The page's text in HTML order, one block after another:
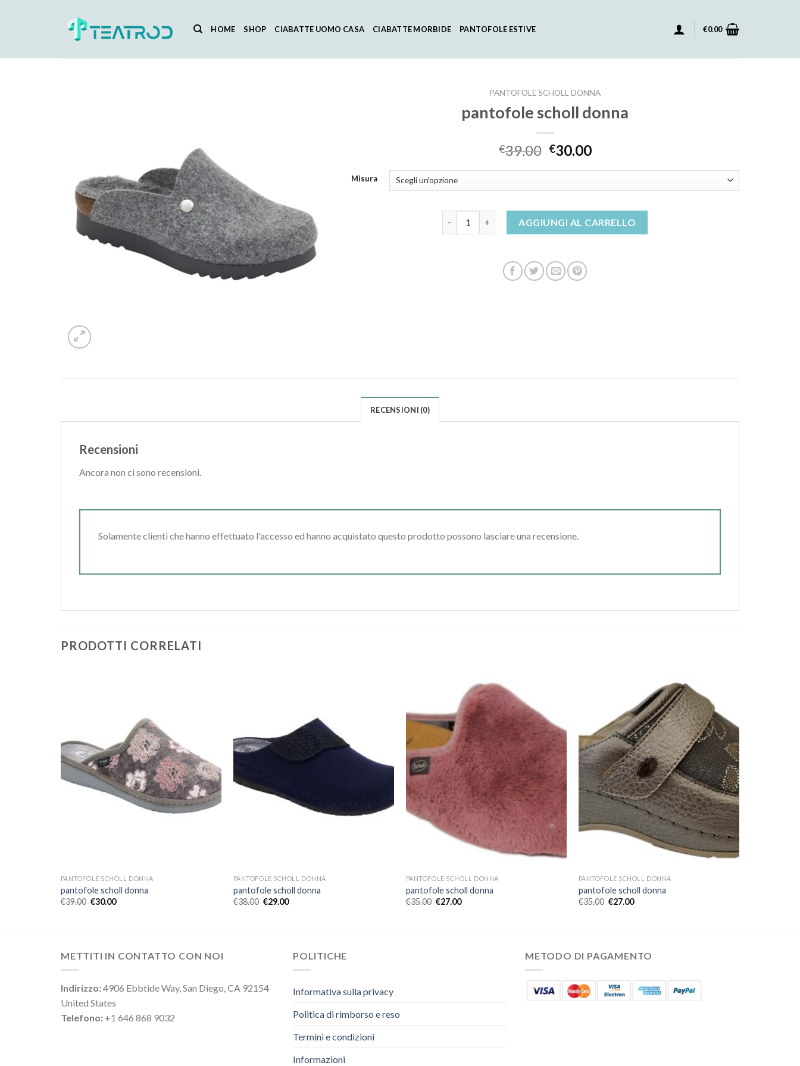
HOME SHOP CIABATTE UOMO CASA CIABATTE MORBIDE PANTOFOLE ESTIVE €0.00
PANTOFOLE SCHOLL DONNA
pantofole scholl donna
€39.00 €30.00
Misura
AGGIUNGI AL CARRELLO
RECENSIONI (0)
Recensioni
Ancora non ci sono recensioni.
Solamente clienti che hanno effettuato l'accesso ed hanno acquistato questo prodotto possono lasciare una recensione.
PRODOTTI CORRELATI
PANTOFOLE SCHOLL DONNA
pantofole scholl donna
€39.00 €30.00
PANTOFOLE SCHOLL DONNA
pantofole scholl donna
€38.00 €29.00
PANTOFOLE SCHOLL DONNA
pantofole scholl donna
€35.00 €27.00
PANTOFOLE SCHOLL DONNA
pantofole scholl donna
€35.00 €27.00
METTITI IN CONTATTO CON NOI
Indirizzo:4906 Ebbtide Way, San Diego, CA 92154
United States
Telefono: +1 646 868 9032
POLITICHE
Informativa sulla privacy
Politica di rimborso e reso
Termini e condizioni
Informazioni
METODO DI PAGAMENTO